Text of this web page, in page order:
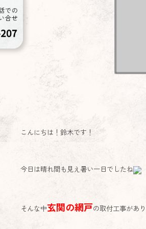
こんにちは！鈴木です！
今日は晴れ間も見え暑い一日でしたね
そんな中玄関の網戸の取付工事があ